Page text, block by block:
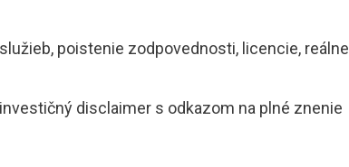
poistenie zodpovednosti, licencie, reálne
disclaimer s odkazom na plné znenie